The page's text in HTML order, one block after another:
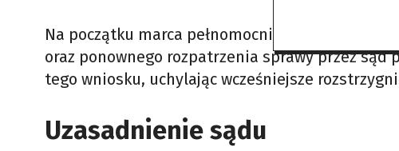
Na początku marca pełnomocniczka europosła
oraz ponownego rozpatrzenia sprawy przez sąd
tego wniosku, uchylając wcześniejsze
Uzasadnienie sądu